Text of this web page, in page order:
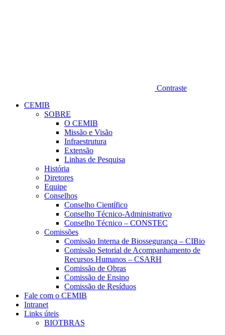
Contraste
CEMIB
SOBRE
O CEMIB
Missão e Visão
Infraestrutura
Extensão
Linhas de Pesquisa
História
Diretores
Equipe
Conselhos
Conselho Científico
Conselho Técnico-Administrativo
Conselho Técnico – CONSTEC
Comissões
Comissão Interna de Biossegurança – CIBio
Comissão Setorial de Acompanhamento de
Recursos Humanos – CSARH
Comissão de Obras
Comissão de Ensino
Comissão de Resíduos
Fale com o CEMIB
Intranet
Links úteis
BIOTBRAS